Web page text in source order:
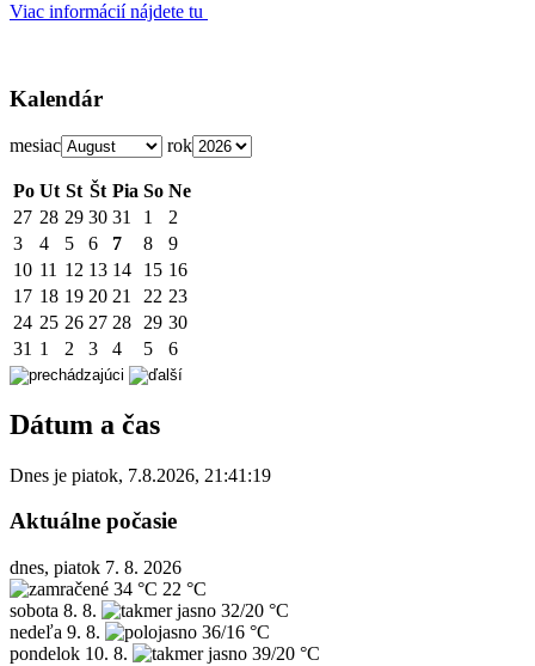
Viac informácií nájdete tu
Kalendár
mesiac rok
Po Ut St Št Pia So Ne
27 28 29 30 31 1
2
3
4 5 6 7 8
9
10 11 12 13 14 15 16
17 18 19 20 21 22 23
24 25 26 27 28 29 30
31 1 2 3 4 5 6
Dátum a čas
Dnes je piatok, 7.8.2026, 21:41:19
Aktuálne počasie
dnes, piatok 7. 8. 2026
34 °C 22 °C
sobota 8. 8.
32/20 °C
nedeľa 9. 8.
36/16 °C
pondelok 10. 8. 39/20 °C